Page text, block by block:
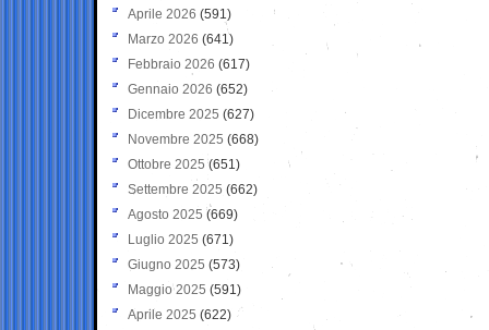
Aprile 2026 (591)
Marzo 2026 (641)
Febbraio 2026 (617)
Gennaio 2026 (652)
Dicembre 2025 (627)
Novembre 2025 (668)
Ottobre 2025 (651)
Settembre 2025 (662)
Agosto 2025 (669)
Luglio 2025 (671)
Giugno 2025 (573)
Maggio 2025 (591)
Aprile 2025 (622)